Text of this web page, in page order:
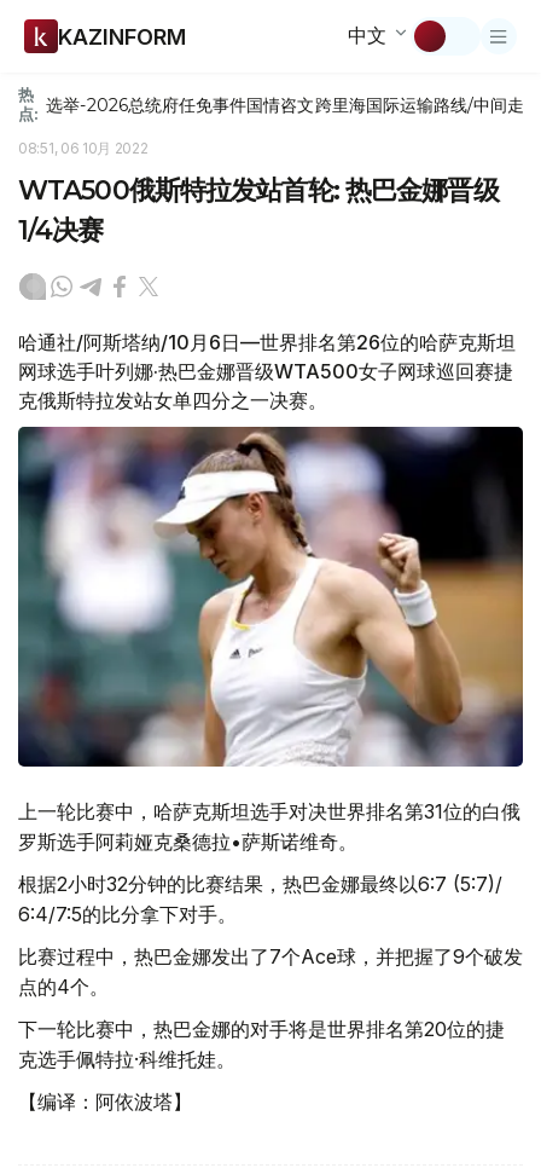
KAZINFORM 中文
热
点: 选举-2026总统府任免事件国情咨文跨里海国际运输路线/中间走廊
08:51, 06 10月 2022
WTA500俄斯特拉发站首轮: 热巴金娜晋级
1/4决赛
哈通社/阿斯塔纳/10月6日—世界排名第26位的哈萨克斯坦
网球选手叶列娜·热巴金娜晋级WTA500女子网球巡回赛捷
克俄斯特拉发站女单四分之一决赛。
上一轮比赛中，哈萨克斯坦选手对决世界排名第31位的白俄
罗斯选手阿莉娅克桑德拉•萨斯诺维奇。
根据2小时32分钟的比赛结果，热巴金娜最终以6:7 (5:7)/
6:4/7:5的比分拿下对手。
比赛过程中，热巴金娜发出了7个Ace球，并把握了9个破发
点的4个。
下一轮比赛中，热巴金娜的对手将是世界排名第20位的捷
克选手佩特拉·科维托娃。
【编译：阿依波塔】